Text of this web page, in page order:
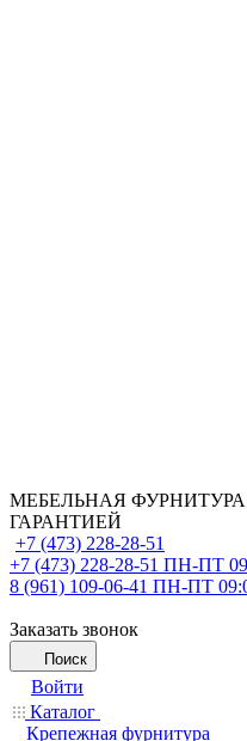
МЕБЕЛЬНАЯ
ГАРАНТИЕЙ
+7 (473) 228-28-51
+7 (473) 228-28-51 ПН-ПТ
8 (961) 109-06-41 ПН-ПТ
Заказать звонок
Поиск
Войти
Каталог
Крепежная фурнитура